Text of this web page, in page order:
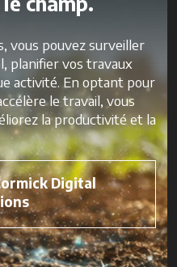
vous pouvez surveiller
planifier vos travaux
activité. En optant pour
le travail, vous
la productivité et la
Digital